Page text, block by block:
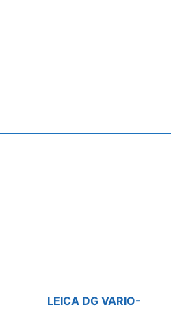
LEICA DG VARIO-